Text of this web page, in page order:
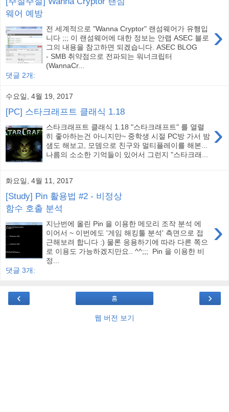
웨어 예방
›
전 세계적으로 "Wanna Cryptor" 랜섬웨어가 유행입
니다 ;;; 이 랜섬웨어에 대한 정보는 안랩 ASEC 블로
그의 내용을 참고하면 되겠습니다. ASEC BLOG
- SMB 취약점으로 전파되는 워너크립터
(WannaCr...
댓글 2개:
수요일, 4월 19, 2017
[PC] 스타크래프트 클래식 1.18
›
스타크래프트 클래식 1.18 "스타크래프트" 를 열렬
히 좋아하는건 아니지만~ 중학생 시절 PC방 가서 밤
샘도 해보고, 모뎀으로 친구와 멀티플레이를 해본...
나름의 소소한 기억들이 있어서 그런지 "스타크래...
화요일, 4월 11, 2017
[Study] Pin 활용법 #2 - 비정상
함수 호출 분석
›
지난번에 올린 Pin 을 이용한 메모리 조작 분석 에
이어서 ~ 이번에도 '게임 해킹툴 분석' 측면으로 접
근해보려 합니다 :) 물론 응용하기에 따라 다른 쪽으
로 이용도 가능하겠지만요.. ^^;;; Pin 을 이용한 비
정...
댓글 3개:
‹ ›
홈
웹 버전 보기